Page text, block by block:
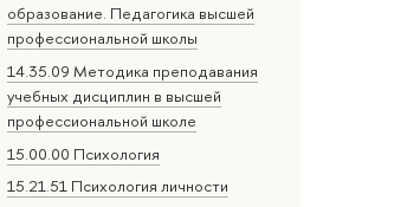
образование. Педагогика высшей
профессиональной школы
14.35.09 Методика преподавания
учебных дисциплин в высшей
профессиональной школе
15.00.00 Психология
15.21.51 Психология личности